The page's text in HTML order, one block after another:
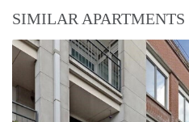
SIMILAR APARTMENTS